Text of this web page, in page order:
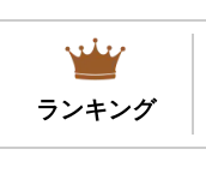
ランキング